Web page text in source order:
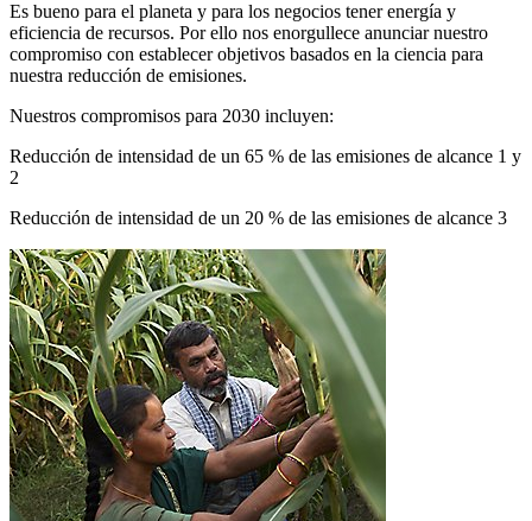
Es bueno para el planeta y para los negocios tener energía y
eficiencia de recursos. Por ello nos enorgullece anunciar nuestro
compromiso con establecer objetivos basados en la ciencia para
nuestra reducción de emisiones.
Nuestros compromisos para 2030 incluyen:
Reducción de intensidad de un 65 % de las emisiones de alcance 1 y
2
Reducción de intensidad de un 20 % de las emisiones de alcance 3